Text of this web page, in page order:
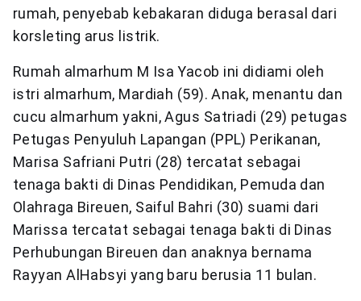
rumah, penyebab kebakaran diduga berasal dari
korsleting arus listrik.
Rumah almarhum M Isa Yacob ini didiami oleh
istri almarhum, Mardiah (59). Anak, menantu dan
cucu almarhum yakni, Agus Satriadi (29) petugas
Petugas Penyuluh Lapangan (PPL) Perikanan,
Marisa Safriani Putri (28) tercatat sebagai
tenaga bakti di Dinas Pendidikan, Pemuda dan
Olahraga Bireuen, Saiful Bahri (30) suami dari
Marissa tercatat sebagai tenaga bakti di Dinas
Perhubungan Bireuen dan anaknya bernama
Rayyan AlHabsyi yang baru berusia 11 bulan.